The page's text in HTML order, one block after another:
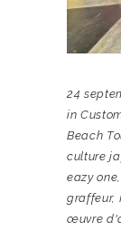
24
in
Beach
culture
eazy one
graffeur,
œuvre